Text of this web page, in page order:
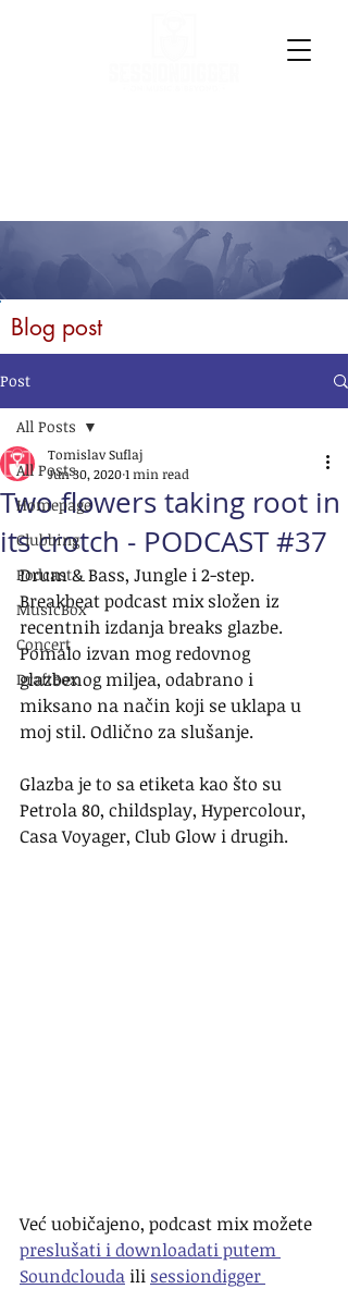
Blog post
Post
All Posts
Homepage
Clubbing
Podcast
MusicBox
Concert
DraftBox
All Posts
Two flowers taking root in
its crotch - PODCAST #37
Tomislav Suflaj
Jun 30, 20201 min read
Drum & Bass, Jungle i 2-step.
Breakbeat podcast mix složen iz
recentnih izdanja breaks glazbe.
Pomalo izvan mog redovnog
glazbenog miljea, odabrano i
miksano na način koji se uklapa u
moj stil. Odlično za slušanje.
Glazba je to sa etiketa kao što su
Petrola 80, childsplay, Hypercolour,
Casa Voyager, Club Glow i drugih.
Već uobičajeno, podcast mix možete
preslušati i downloadati putem
Soundclouda ili sessiondigger